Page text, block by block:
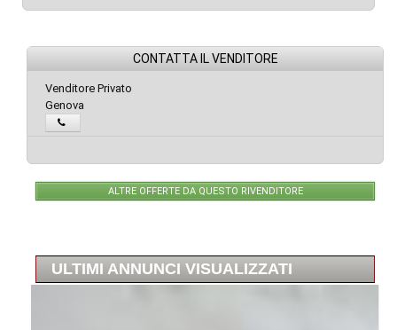
CONTATTA IL VENDITORE
Venditore Privato
Genova
ALTRE OFFERTE DA QUESTO RIVENDITORE
ULTIMI ANNUNCI VISUALIZZATI